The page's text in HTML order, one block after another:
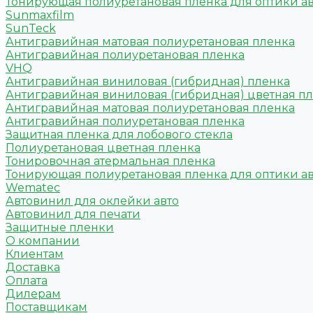
Sunmaxfilm
SunTeck
Антигравийная матовая полиуретановая пленка
Антигравийная полиуретановая пленка
VHQ
Антигравийная виниловая (гибридная) пленка
Антигравийная виниловая (гибридная) цветная
Антигравийная матовая полиуретановая пленка
Антигравийная полиуретановая пленка
Защитная пленка для лобового стекла
Полиуретановая цветная пленка
Тонировочная атермальная пленка
Тонирующая полиуретановая пленка для оптики
Wematec
Автовинил для оклейки авто
Автовинил для печати
Защитные пленки
О компании
Клиентам
Доставка
Оплата
Дилерам
Поставщикам